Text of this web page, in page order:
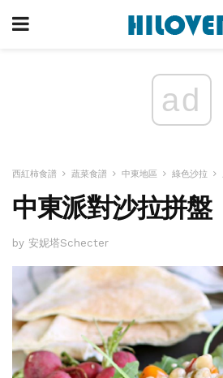
ad
西紅柿食譜 蔬菜食譜 中東地區 綠色沙拉
中東派對沙拉拼盤
by 安妮塔Schecter